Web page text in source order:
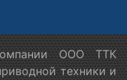
ООО ТТК
техники и